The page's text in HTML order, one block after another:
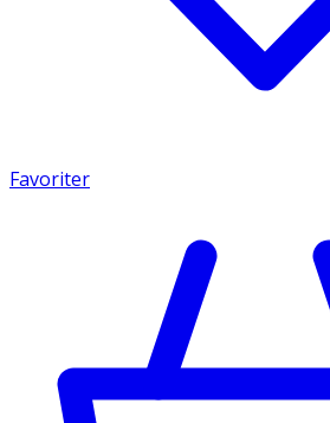
Favoriter